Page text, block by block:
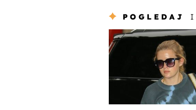
POGLEDAJ I